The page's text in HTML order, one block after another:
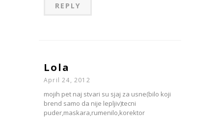
REPLY
Lola
April 24, 2012
mojih pet naj stvari su sjaj za usne(bilo koji
brend samo da nije lepljiv)tecni
puder,maskara,rumenilo,korektor